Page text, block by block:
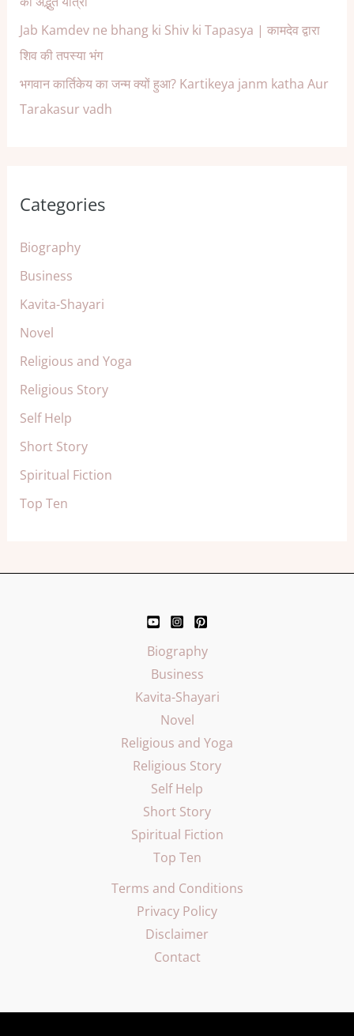
Jab Kamdev ne bhang ki Shiv ki Tapasya | कामदेव द्वारा
शिव की तपस्या भंग
भगवान कार्तिकेय का जन्म क्यों हुआ? Kartikeya janm katha Aur
Tarakasur vadh
Categories
Biography
Business
Kavita-Shayari
Novel
Religious and Yoga
Religious Story
Self Help
Short Story
Spiritual Fiction
Top Ten
Biography
Business
Kavita-Shayari
Novel
Religious and Yoga
Religious Story
Self Help
Short Story
Spiritual Fiction
Top Ten
Terms and Conditions
Privacy Policy
Disclaimer
Contact